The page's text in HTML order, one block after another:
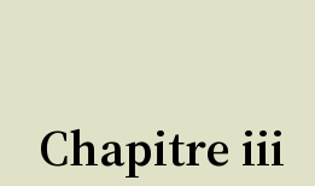
Chapitre iii